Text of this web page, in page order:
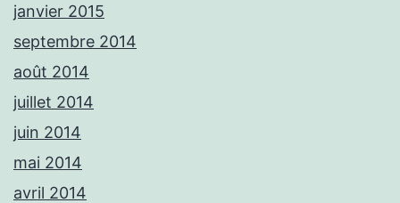
janvier 2015
septembre 2014
août 2014
juillet 2014
juin 2014
mai 2014
avril 2014